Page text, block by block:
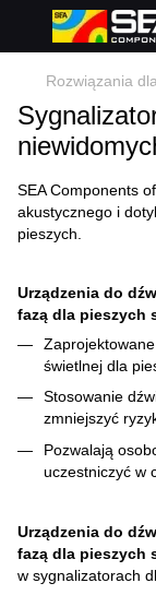
Rozwiązania
SEA Components
akustycznego i
pieszych.
Urządzenia do
fazą dla pieszych
świetlnej dla
Stosowanie
zmniejszyć
Pozwalają
uczestniczyć w
Urządzenia do
fazą dla pieszych
w sygnalizatorach